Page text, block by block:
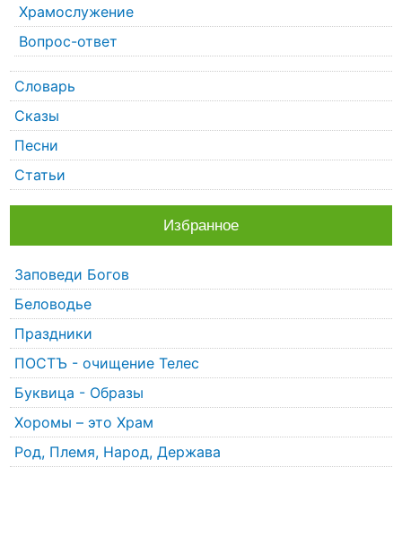
Храмослужение
Вопрос-ответ
Словарь
Сказы
Песни
Статьи
Избранное
Заповеди Богов
Беловодье
Праздники
ПОСТЪ - очищение Телес
Буквица - Образы
Хоромы – это Храм
Род, Племя, Народ, Держава